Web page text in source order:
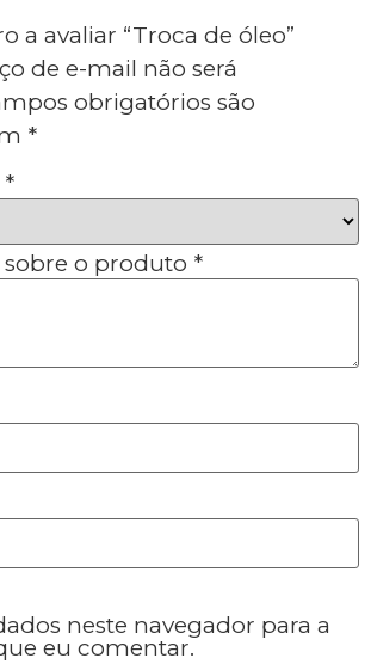
a avaliar “Troca de óleo”
de e-mail não será
obrigatórios são
*
*
sobre o produto *
neste navegador para a
eu comentar.